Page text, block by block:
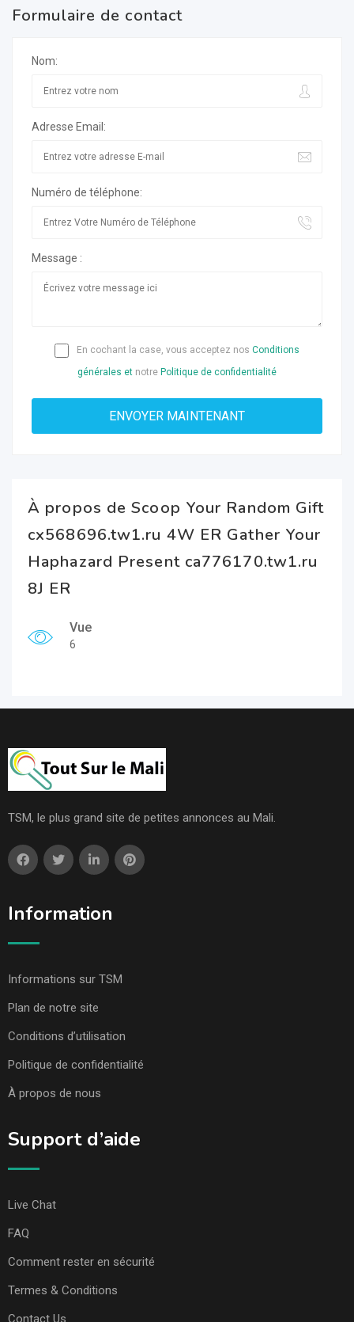
Formulaire de contact
Nom:
Adresse Email:
Numéro de téléphone:
Message :
En cochant la case, vous acceptez nos Conditions
générales et notre Politique de confidentialité
À propos de Scoop Your Random Gift
cx568696.tw1.ru 4W ER Gather Your
Haphazard Present ca776170.tw1.ru
8J ER
Vue
6
TSM, le plus grand site de petites annonces au Mali.
Information
Informations sur TSM
Plan de notre site
Conditions d’utilisation
Politique de confidentialité
À propos de nous
Support d’aide
Live Chat
FAQ
Comment rester en sécurité
Termes & Conditions
Contact Us